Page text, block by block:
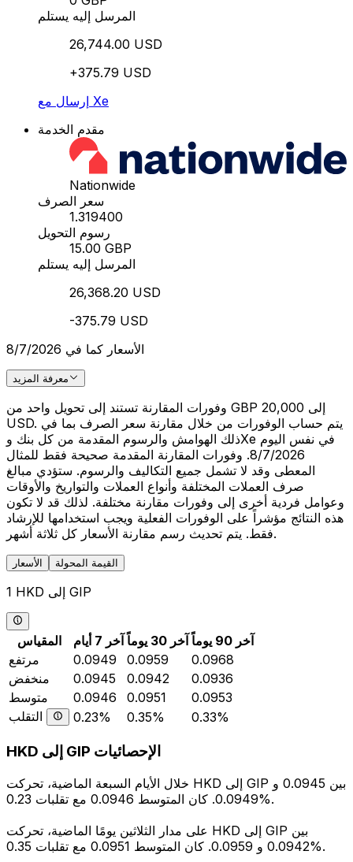
المرسل إليه يستلم
26,744.00 USD
+375.79 USD
إرسال مع Xe
مقدم الخدمة
Nationwide
سعر الصرف
1.319400
رسوم التحويل
15.00 GBP
المرسل إليه يستلم
26,368.20 USD
-375.79 USD
الأسعار كما في 8/7/2026
معرفة المزيد
وفورات المقارنة تستند إلى تحويل واحد من GBP 20,000 إلى
USD. يتم حساب الوفورات من خلال مقارنة سعر الصرف بما في
ذلك الهوامش والرسوم المقدمة من كل بنك وXe في نفس اليوم
8/7/2026. وفورات المقارنة المقدمة صحيحة فقط للمثال
المعطى وقد لا تشمل جميع التكاليف والرسوم. ستؤدي مبالغ
صرف العملات المختلفة وأنواع العملات والتواريخ والأوقات
وعوامل فردية أخرى إلى وفورات مقارنة مختلفة. لذلك قد لا تكون
هذه النتائج مؤشراً على الوفورات الفعلية ويجب استخدامها للإرشاد
فقط. يتم تحديث رسم مقارنة الأسعار كل ثلاثة أشهر.
الأسعار القيمة المحولة
1 HKD إلى GIP
المقياس آخر 7 أيام آخر 30 يوماً
آخر 90 يوماً
مرتفع
0.0949 0.0959
0.0968
منخفض
0.0945 0.0942
0.0936
متوسط
0.0946 0.0951
0.0953
التقلب
0.23% 0.35% 0.33%
HKD إلى GIP الإحصائيات
خلال الأيام السبعة الماضية، تحركت HKD إلى GIP بين 0.0945 و
0.0949. كان المتوسط 0.0946 مع تقلبات 0.23%.
على مدار الثلاثين يومًا الماضية، تحركت HKD إلى GIP بين
0.0942 و 0.0959. كان المتوسط 0.0951 مع تقلبات 0.35%.